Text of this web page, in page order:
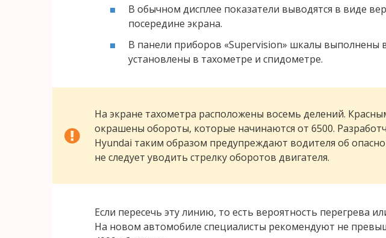
В обычном дисплее показатели выводятся в виде
посередине экрана.
В панели приборов «Supervision» шкалы выполнены
установлены в тахометре и спидометре.
На экране тахометра расположены восемь делений.
окрашены обороты, которые начинаются от 6500.
Hyundai таким образом предупреждают водителя об
не следует уводить стрелку оборотов двигателя.
Если пересечь эту линию, то есть вероятность перегрева
На новом автомобиле специалисты рекомендуют не